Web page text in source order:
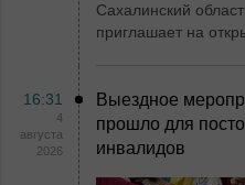
Сахалинский
приглашает на
16:31
4
августа
2026
Выездное
прошло для
инвалидов